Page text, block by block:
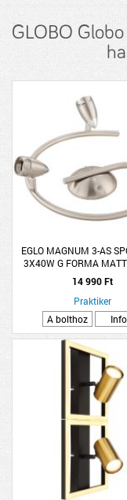
GLOBO
EGLO MAGNUM 3-AS
3X40W G FORMA
FÉNYFORRÁS NÉLKÜL
ENTAK/LED)
14 990 Ft
Praktiker
A bolthoz
Info